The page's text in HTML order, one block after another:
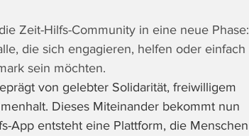
Zeit-Hilfs-Community in eine neue Phase:
die sich engagieren, helfen oder einfach
sein möchten.
von gelebter Solidarität, freiwilligem
Dieses Miteinander bekommt nun
App entsteht eine Plattform, die Menschen